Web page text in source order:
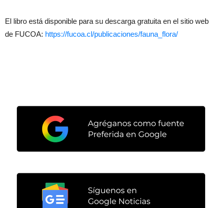
El libro está disponible para su descarga gratuita en el sitio web
de FUCOA: https://fucoa.cl/publicaciones/fauna_flora/